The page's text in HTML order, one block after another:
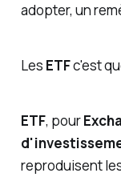
adopter, un
Les ETFc'est
ETF, pour
reproduisent